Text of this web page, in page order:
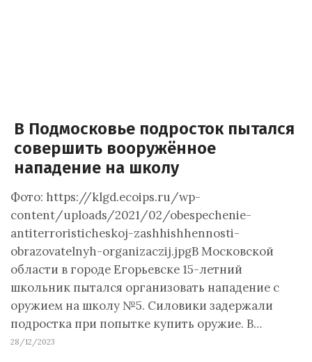
В Подмосковье подросток пытался
совершить вооружённое
нападение на школу
Фото: https://klgd.ecoips.ru/wp-
content/uploads/2021/02/obespechenie-
antiterroristicheskoj-zashhishhennosti-
obrazovatelnyh-organizaczij.jpgВ Московской
области в городе Егорьевске 15-летний
школьник пытался организовать нападение с
оружием на школу №5. Силовики задержали
подростка при попытке купить оружие. В…
28/12/2023